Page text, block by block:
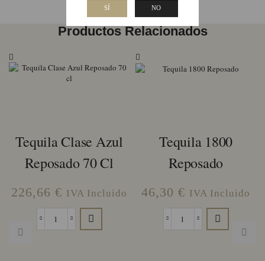
SÍ NO
Productos Relacionados
Tequila Clase Azul
Reposado 70 Cl
226,66 € IVA Incluido
Tequila
Tequila 1800
Reposado
46,30 € IVA Incluido
Tequila